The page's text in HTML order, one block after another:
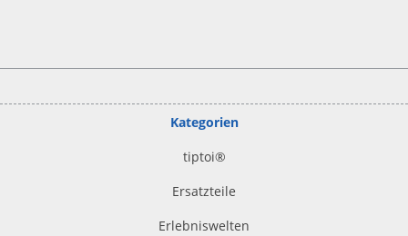
Kategorien
tiptoi®
Ersatzteile
Erlebniswelten